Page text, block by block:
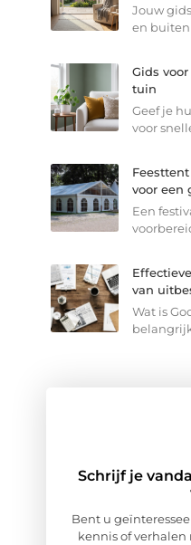
Jouw
en
Gids
tuin
Geef je
voor
voor een
Een
van
Wat is
Schrijf je
Bent u
kennis of